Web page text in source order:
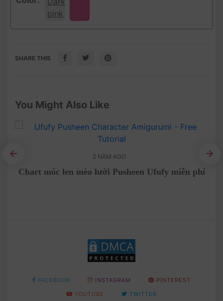
pink
SHARE THIS
You Might Also Like
2 NĂM AGO
Chart móc len mèo lười Pusheen Ufufy miễn phí
FACEBOOK INSTAGRAM
PINTEREST
YOUTUBE
TWITTER